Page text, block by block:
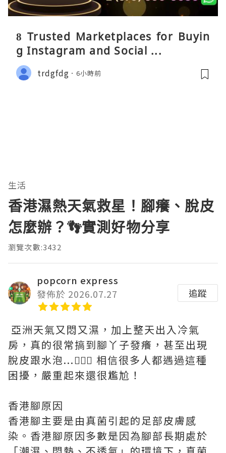
8 Trusted Marketplaces for Buyin
g Instagram and Social ...
trdgfdg 6小時前
生活
香港濕熱天氣救星！腳癢、脫皮
怎麼辦？👣實測好物分享
瀏覽次數:3432
popcorn express
發佈於 2026.07.27
追蹤
亞洲天氣又悶又濕，加上整天出入冷氣
房，真的很常搞到腳丫子發癢，甚至出現
脫皮跟水泡...🤦🏻‍♀️ 相信很多人都遇過這種
困擾，嚴重起來還很尷尬！
香港腳原因
香港腳主要是由真菌引起的足部皮膚感
染。香港腳原因多數是因為腳部長期處於